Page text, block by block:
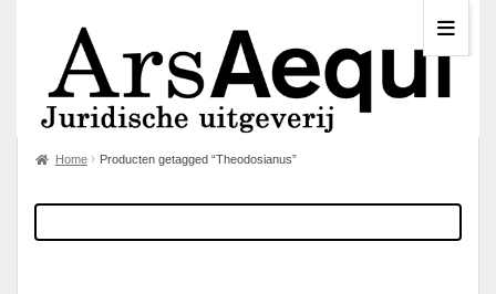
Home Producten getagged “Theodosianus”